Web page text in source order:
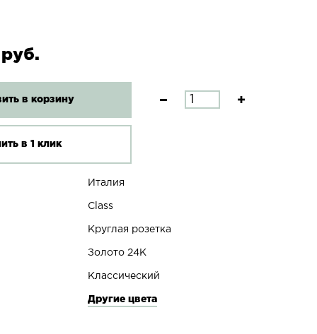
в корзину
в 1 клик
Италия
Class
Круглая розетка
Золото 24К
Классический
Другие цвета